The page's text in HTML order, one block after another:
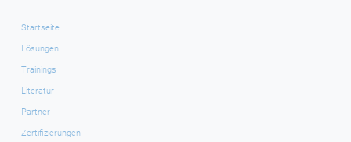
Startseite
Lösungen
Trainings
Literatur
Partner
Zertifizierungen